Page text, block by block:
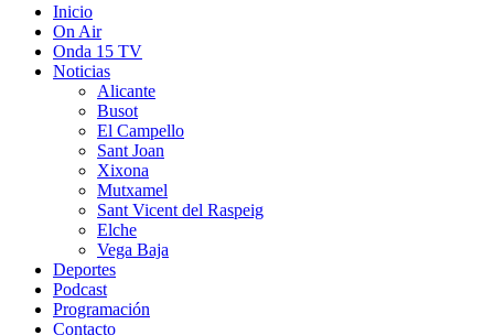
Inicio
On Air
Onda 15 TV
Noticias
Alicante
Busot
El Campello
Sant Joan
Xixona
Mutxamel
Sant Vicent del Raspeig
Elche
Vega Baja
Deportes
Podcast
Programación
Contacto